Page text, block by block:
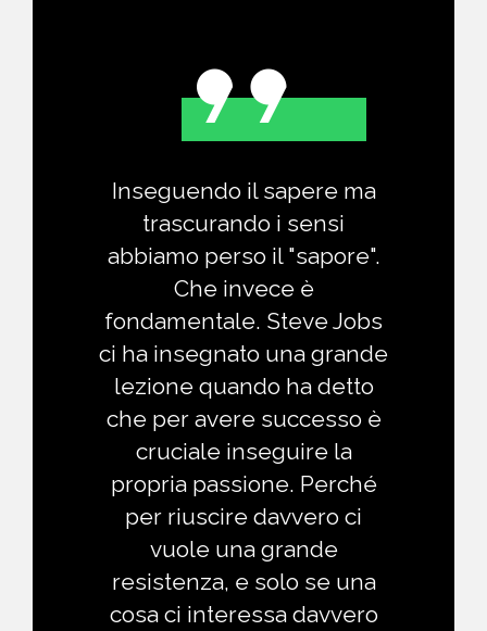
Inseguendo il sapere ma
trascurando i sensi
abbiamo perso il "sapore".
Che invece è
fondamentale. Steve Jobs
ci ha insegnato una grande
lezione quando ha detto
che per avere successo è
cruciale inseguire la
propria passione. Perché
per riuscire davvero ci
vuole una grande
resistenza, e solo se una
cosa ci interessa davvero